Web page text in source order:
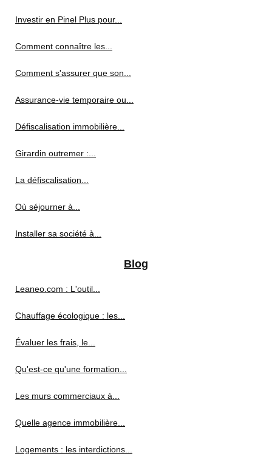
Investir en Pinel Plus pour...
Comment connaître les...
Comment s'assurer que son...
Assurance-vie temporaire ou...
Défiscalisation immobilière...
Girardin outremer :...
La défiscalisation...
Où séjourner à...
Installer sa société à...
Blog
Leaneo.com : L'outil...
Chauffage écologique : les...
Évaluer les frais, le...
Qu'est-ce qu'une formation...
Les murs commerciaux à...
Quelle agence immobilière...
Logements : les interdictions...